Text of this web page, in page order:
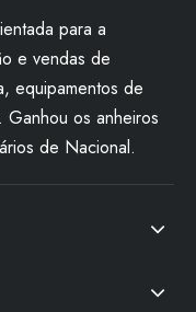
para a
e vendas de
equipamentos de
os anheiros
de Nacional.